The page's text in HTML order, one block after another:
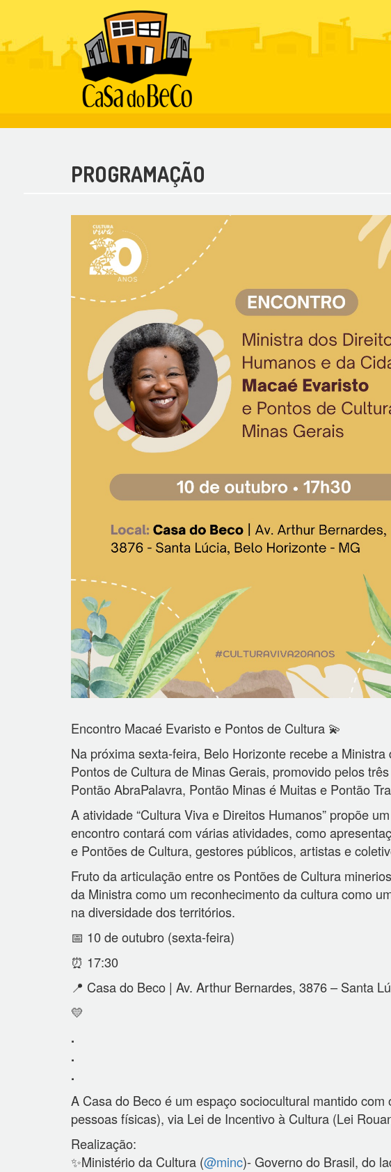
PROGRAMAÇÃO
Encontro Macaé Evaristo e Pontos de Cultura 💫
Na próxima sexta-feira, Belo Horizonte recebe a
Pontos de Cultura de Minas Gerais, promovido pelos
Pontão AbraPalavra, Pontão Minas é Muitas e Pontão
A atividade “Cultura Viva e Direitos Humanos” propõe
encontro contará com várias atividades, como
e Pontões de Cultura, gestores públicos, artistas e
Fruto da articulação entre os Pontões de Cultura
da Ministra como um reconhecimento da cultura como
na diversidade dos territórios.
📅 10 de outubro (sexta-feira)
⏰ 17:30
📍 Casa do Beco | Av. Arthur Bernardes, 3876 – Santa
💛
.
.
.
A Casa do Beco é um espaço sociocultural mantido
pessoas físicas), via Lei de Incentivo à Cultura (Lei
Realização:
✨Ministério da Cultura (@minc)- Governo do Brasil, do